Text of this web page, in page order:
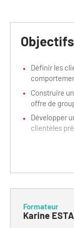
Améliorer la qualité
Partage
Labels,
Nos publics en
Comment se
Agences
Guides et
Services, Wifi,
Magazine Paris
Objectifs
Définir les
Construire
offre de
Développer
clientèles
Formateur
Karine